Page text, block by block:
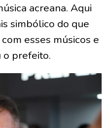
acreana. Aqui
simbólico do que
esses músicos e
o prefeito.